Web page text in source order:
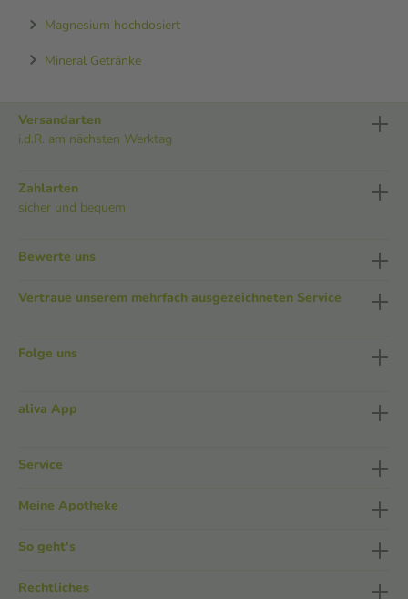
Magnesium hochdosiert
Mineral Getränke
Versandarten
i.d.R. am nächsten Werktag
Zahlarten
sicher und bequem
Bewerte uns
Vertraue unserem mehrfach ausgezeichneten Service
Folge uns
aliva App
Service
Meine Apotheke
So geht's
Rechtliches